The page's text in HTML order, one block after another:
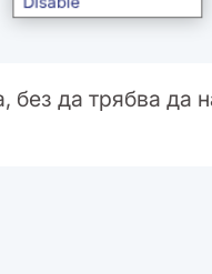
без да трябва да